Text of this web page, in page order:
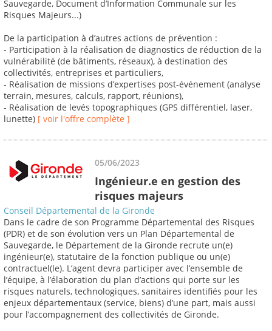
Sauvegarde, Document d’Information Communale sur les
Risques Majeurs...)
De la participation à d’autres actions de prévention :
- Participation à la réalisation de diagnostics de réduction de la
vulnérabilité (de bâtiments, réseaux), à destination des
collectivités, entreprises et particuliers,
- Réalisation de missions d’expertises post-événement (analyse
terrain, mesures, calculs, rapport, réunions),
- Réalisation de levés topographiques (GPS différentiel, laser,
lunette) [ voir l'offre complète ]
05/06/2023
Ingénieur.e en gestion des
risques majeurs
Conseil Départemental de la Gironde
Dans le cadre de son Programme Départemental des Risques
(PDR) et de son évolution vers un Plan Départemental de
Sauvegarde, le Département de la Gironde recrute un(e)
ingénieur(e), statutaire de la fonction publique ou un(e)
contractuel(le). L’agent devra participer avec l’ensemble de
l’équipe, à l’élaboration du plan d’actions qui porte sur les
risques naturels, technologiques, sanitaires identifiés pour les
enjeux départementaux (service, biens) d’une part, mais aussi
pour l’accompagnement des collectivités de Gironde.